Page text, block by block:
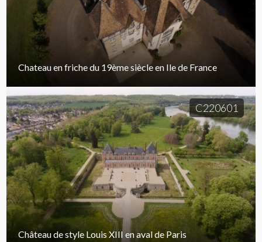
Chateau en friche du 19ème siècle en Ile de France
C220601
Château de style Louis XIII en aval de Paris